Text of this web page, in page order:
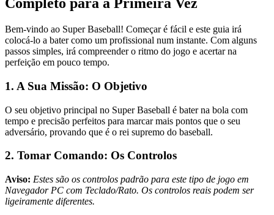
Completo para a Primeira Vez
Bem-vindo ao Super Baseball! Começar é fácil e este guia irá
colocá-lo a bater como um profissional num instante. Com alguns
passos simples, irá compreender o ritmo do jogo e acertar na
perfeição em pouco tempo.
1. A Sua Missão: O Objetivo
O seu objetivo principal no Super Baseball é bater na bola com
tempo e precisão perfeitos para marcar mais pontos que o seu
adversário, provando que é o rei supremo do baseball.
2. Tomar Comando: Os Controlos
Aviso: Estes são os controlos padrão para este tipo de jogo em
Navegador PC com Teclado/Rato. Os controlos reais podem ser
ligeiramente diferentes.